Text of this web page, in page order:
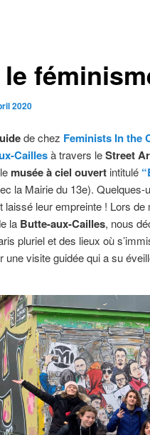
2020
de chez Feminists In the
Caillesà travers leStreet
musée à ciel ouvertintitulé
la Mairie du 13e). Quelques-
laissé leur empreinte ! Lors de
la Butte-aux-Cailles, nous
pluriel et des lieux où
une visite guidée qui a su